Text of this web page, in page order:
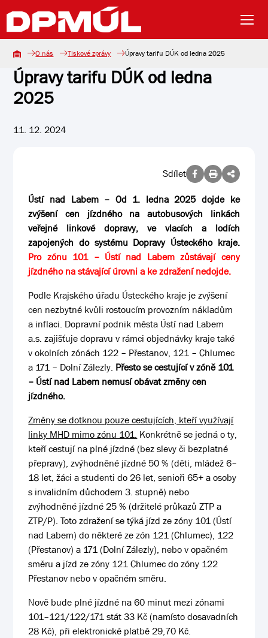
O nás Tiskové zprávy Úpravy tarifu DÚK od ledna 2025
Úpravy tarifu DÚK od ledna
2025
11. 12. 2024
Sdílet
Ústí nad Labem – Od 1. ledna 2025 dojde ke
zvýšení cen jízdného na autobusových linkách
veřejné linkové dopravy, ve vlacích a lodích
zapojených do systému Dopravy Ústeckého kraje.
Pro zónu 101 – Ústí nad Labem zůstávají ceny
jízdného na stávající úrovni a ke zdražení nedojde.
Podle Krajského úřadu Ústeckého kraje je zvýšení
cen nezbytné kvůli rostoucím provozním nákladům
a inflaci. Dopravní podnik města Ústí nad Labem
a.s. zajišťuje dopravu v rámci objednávky kraje také
v okolních zónách 122 – Přestanov, 121 – Chlumec
a 171 – Dolní Zálezly. Přesto se cestující v zóně 101
– Ústí nad Labem nemusí obávat změny cen
jízdného.
Změny se dotknou pouze cestujících, kteří využívají
linky MHD mimo zónu 101. Konkrétně se jedná o ty,
kteří cestují na plné jízdné (bez slevy či bezplatné
přepravy), zvýhodněné jízdné 50 % (děti, mládež 6–
18 let, žáci a studenti do 26 let, senioři 65+ a osoby
s invalidním důchodem 3. stupně) nebo
zvýhodněné jízdné 25 % (držitelé průkazů ZTP a
ZTP/P). Toto zdražení se týká jízd ze zóny 101 (Ústí
nad Labem) do některé ze zón 121 (Chlumec), 122
(Přestanov) a 171 (Dolní Zálezly), nebo v opačném
směru a jízd ze zóny 121 Chlumec do zóny 122
Přestanov nebo v opačném směru.
Nově bude plné jízdné na 60 minut mezi zónami
101–121/122/171 stát 33 Kč (namísto dosavadních
28 Kč), při elektronické platbě 29,70 Kč.